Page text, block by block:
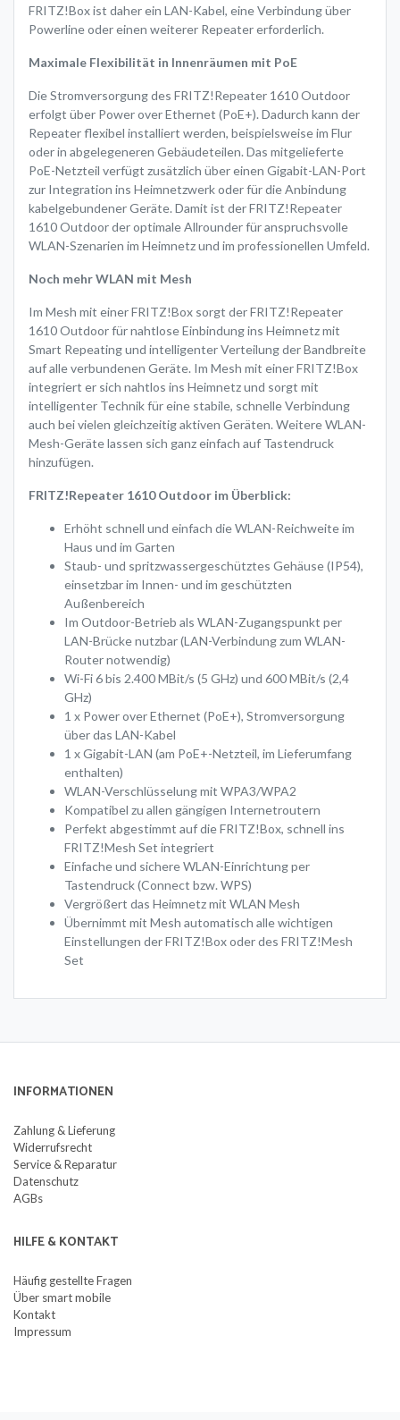
FRITZ!Box ist daher ein LAN-Kabel, eine Verbindung über
Powerline oder einen weiterer Repeater erforderlich.
Maximale Flexibilität in Innenräumen mit PoE
Die Stromversorgung des FRITZ!Repeater 1610 Outdoor
erfolgt über Power over Ethernet (PoE+). Dadurch kann der
Repeater flexibel installiert werden, beispielsweise im Flur
oder in abgelegeneren Gebäudeteilen. Das mitgelieferte
PoE-Netzteil verfügt zusätzlich über einen Gigabit-LAN-Port
zur Integration ins Heimnetzwerk oder für die Anbindung
kabelgebundener Geräte. Damit ist der FRITZ!Repeater
1610 Outdoor der optimale Allrounder für anspruchsvolle
WLAN-Szenarien im Heimnetz und im professionellen Umfeld.
Noch mehr WLAN mit Mesh
Im Mesh mit einer FRITZ!Box sorgt der FRITZ!Repeater
1610 Outdoor für nahtlose Einbindung ins Heimnetz mit
Smart Repeating und intelligenter Verteilung der Bandbreite
auf alle verbundenen Geräte. Im Mesh mit einer FRITZ!Box
integriert er sich nahtlos ins Heimnetz und sorgt mit
intelligenter Technik für eine stabile, schnelle Verbindung
auch bei vielen gleichzeitig aktiven Geräten. Weitere WLAN-
Mesh-Geräte lassen sich ganz einfach auf Tastendruck
hinzufügen.
FRITZ!Repeater 1610 Outdoor im Überblick:
Erhöht schnell und einfach die WLAN-Reichweite im
Haus und im Garten
Staub- und spritzwassergeschütztes Gehäuse (IP54),
einsetzbar im Innen- und im geschützten
Außenbereich
Im Outdoor-Betrieb als WLAN-Zugangspunkt per
LAN-Brücke nutzbar (LAN-Verbindung zum WLAN-
Router notwendig)
Wi-Fi 6 bis 2.400 MBit/s (5 GHz) und 600 MBit/s (2,4
GHz)
1 x Power over Ethernet (PoE+), Stromversorgung
über das LAN-Kabel
1 x Gigabit-LAN (am PoE+-Netzteil, im Lieferumfang
enthalten)
WLAN-Verschlüsselung mit WPA3/WPA2
Kompatibel zu allen gängigen Internetroutern
Perfekt abgestimmt auf die FRITZ!Box, schnell ins
FRITZ!Mesh Set integriert
Einfache und sichere WLAN-Einrichtung per
Tastendruck (Connect bzw. WPS)
Vergrößert das Heimnetz mit WLAN Mesh
Übernimmt mit Mesh automatisch alle wichtigen
Einstellungen der FRITZ!Box oder des FRITZ!Mesh
Set
INFORMATIONEN
Zahlung & Lieferung
Widerrufsrecht
Service & Reparatur
Datenschutz
AGBs
HILFE & KONTAKT
Häufig gestellte Fragen
Über smart mobile
Kontakt
Impressum